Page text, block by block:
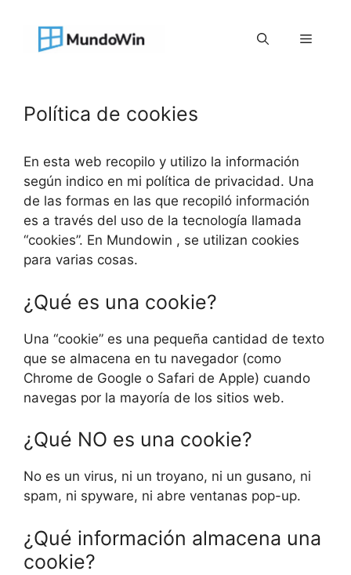
contenido
Menú
Política de cookies
En esta web recopilo y utilizo la información
según indico en mi política de privacidad. Una
de las formas en las que recopiló información
es a través del uso de la tecnología llamada
“cookies”. En Mundowin , se utilizan cookies
para varias cosas.
¿Qué es una cookie?
Una “cookie” es una pequeña cantidad de texto
que se almacena en tu navegador (como
Chrome de Google o Safari de Apple) cuando
navegas por la mayoría de los sitios web.
¿Qué NO es una cookie?
No es un virus, ni un troyano, ni un gusano, ni
spam, ni spyware, ni abre ventanas pop-up.
¿Qué información almacena una
cookie?